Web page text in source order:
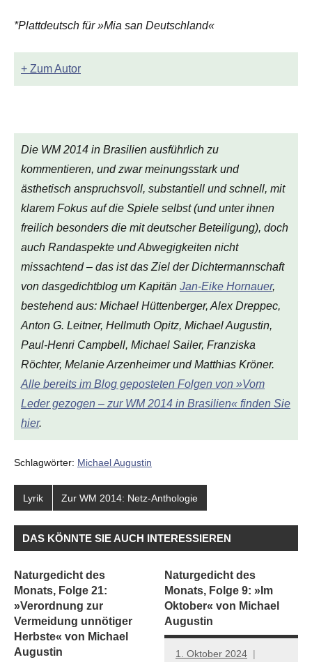
*Plattdeutsch für »Mia san Deutschland«
+ Zum Autor
Die WM 2014 in Brasilien ausführlich zu
kommentieren, und zwar meinungsstark und
ästhetisch anspruchsvoll, substantiell und schnell, mit
klarem Fokus auf die Spiele selbst (und unter ihnen
freilich besonders die mit deutscher Beteiligung), doch
auch Randaspekte und Abwegigkeiten nicht
missachtend – das ist das Ziel der Dichtermannschaft
von dasgedichtblog um Kapitän Jan-Eike Hornauer,
bestehend aus: Michael Hüttenberger, Alex Dreppec,
Anton G. Leitner, Hellmuth Opitz, Michael Augustin,
Paul-Henri Campbell, Michael Sailer, Franziska
Röchter, Melanie Arzenheimer und Matthias Kröner.
Alle bereits im Blog geposteten Folgen von »Vom
Leder gezogen – zur WM 2014 in Brasilien« finden Sie
hier.
Schlagwörter: Michael Augustin
Lyrik Zur WM 2014: Netz-Anthologie
DAS KÖNNTE SIE AUCH INTERESSIEREN
Naturgedicht des
Monats, Folge 21:
»Verordnung zur
Vermeidung unnötiger
Herbste« von Michael
Augustin
Naturgedicht des
Monats, Folge 9: »Im
Oktober« von Michael
Augustin
1. Oktober 2024